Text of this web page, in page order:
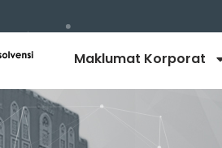
Maklumat Korporat